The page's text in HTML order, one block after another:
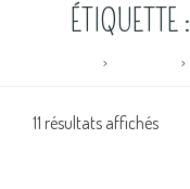
ÉTIQUETTE :
11 résultats affichés